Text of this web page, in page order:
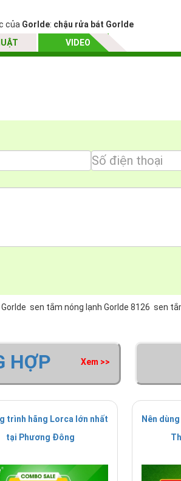
của Gorlde: chậu rửa bát Gorlde
VIDEO
sen tắm nóng lạnh Gorlde 8126 sen
HỢP Xem >>
trình hãng Lorca lớn nhất
tại Phương Đông
Nên